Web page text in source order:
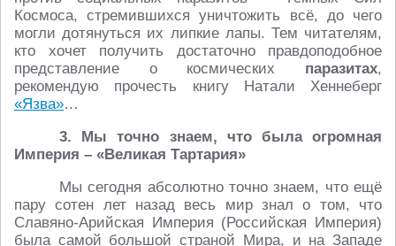
Космоса, стремившихся уничтожить всё, до чего
могли дотянуться их липкие лапы. Тем читателям,
кто хочет получить достаточно правдоподобное
представление о космических паразитах,
рекомендую прочесть книгу Натали Хеннеберг
«Язва»…
3. Мы точно знаем, что была огромная
Империя – «Великая Тартария»
Мы сегодня абсолютно точно знаем, что ещё
пару сотен лет назад весь мир знал о том, что
Славяно-Арийская Империя (Российская Империя)
была самой большой страной Мира, и на Западе